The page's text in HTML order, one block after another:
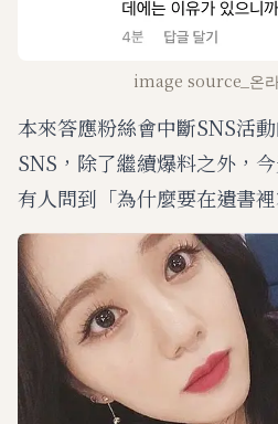
image source_온
本來答應粉絲會中斷SNS活
SNS，除了繼續爆料之外，
有人問到「為什麼要在遺書裡